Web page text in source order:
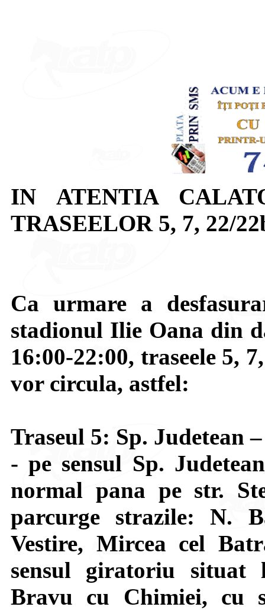
IN ATENTIA
TRASEELOR 5, 7, 22/
Ca urmare a
stadionul Ilie Oana din
16:00-22:00, traseele 5,
vor circula, astfel:
Traseul 5: Sp. Judetean
- pe sensul Sp.
normal pana pe str.
parcurge strazile: N.
Vestire, Mircea cel
sensul giratoriu situat
Bravu cu Chimiei, cu